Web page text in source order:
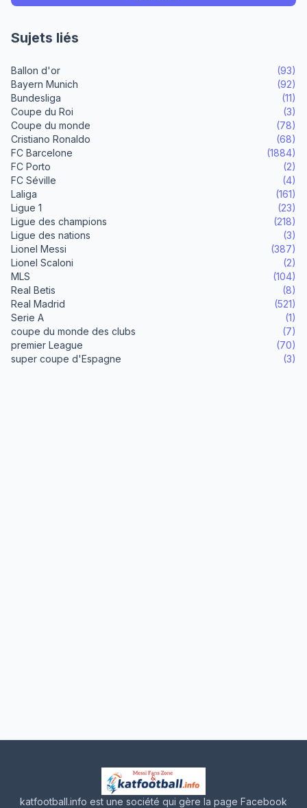
Sujets liés
Ballon d'or
(93)
Bayern Munich
(92)
Bundesliga
(11)
Coupe du Roi
(3)
Coupe du monde
(78)
Cristiano Ronaldo
(68)
FC Barcelone
(1884)
FC Porto
(2)
FC Séville
(4)
Laliga
(161)
Ligue 1
(23)
Ligue des champions
(218)
Ligue des nations
(3)
Lionel Messi
(387)
Lionel Scaloni
(2)
MLS
(104)
Real Betis
(8)
Real Madrid
(521)
Serie A
(1)
coupe du monde des clubs
(7)
premier League
(70)
super coupe d'Espagne
(3)
katfootball.info est une société qui gère la page Facebook